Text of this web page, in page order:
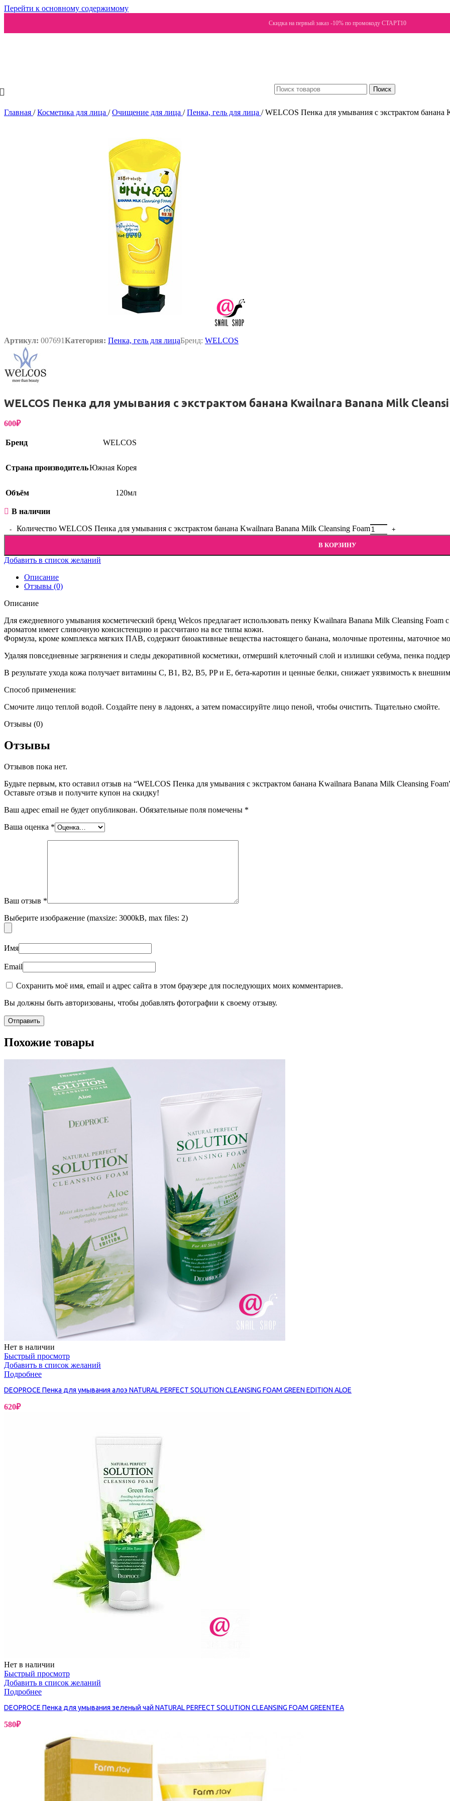
Перейти к основному содержимому
Скидка на первый заказ -10% по промокоду СТАРТ10
Упаковка
Пищевые добавки
Поиск
Главная / Косметика для лица / Очищение для лица / Пенка, гель для лица / WELCOS Пенка для умывания с экстрактом банана
Артикул: 007691Категория: Пенка, гель для лицаБренд: WELCOS
WELCOS Пенка для умывания с экстрактом банана Kwailnara Banana Milk
600₽
Бренд WELCOS
Страна производительЮжная Корея
Объём 120мл
В наличии
Количество WELCOS Пенка для умывания с экстрактом банана Kwailnara Banana Milk Cleansing Foam
В КОРЗИНУ
Добавить в список желаний
Описание
Отзывы (0)
Описание
Для ежедневного умывания косметический бренд Welcos предлагает использовать пенку Kwailnara Banana Milk Cleansing
ароматом имеет сливочную консистенцию и рассчитано на все типы кожи.
Формула, кроме комплекса мягких ПАВ, содержит биоактивные вещества настоящего банана, молочные протеины, маточное
Удаляя повседневные загрязнения и следы декоративной косметики, отмерший клеточный слой и излишки себума, пенка
В результате ухода кожа получает витамины С, B1, B2, B5, PP и E, бета-каротин и ценные белки, снижает уязвимость к
Способ применения:
Смочите лицо теплой водой. Создайте пену в ладонях, а затем помассируйте лицо пеной, чтобы очистить. Тщательно смойте.
Отзывы (0)
Отзывы
Отзывов пока нет.
Будьте первым, кто оставил отзыв на “WELCOS Пенка для умывания с экстрактом банана Kwailnara Banana Milk Cleansing
Оставьте отзыв и получите купон на скидку!
Ваш адрес email не будет опубликован. Обязательные поля помечены *
Ваша оценка *
Ваш отзыв *
Выберите изображение (maxsize: 3000kB, max files: 2)
Имя
Email
Сохранить моё имя, email и адрес сайта в этом браузере для последующих моих комментариев.
Вы должны быть авторизованы, чтобы добавлять фотографии к своему отзыву.
Похожие товары
Нет в наличии
Быстрый просмотр
Добавить в список желаний
Подробнее
DEOPROCE Пенка для умывания алоэ NATURAL PERFECT SOLUTION CLEANSING FOAM GREEN EDITION ALOE
620₽
Нет в наличии
Быстрый просмотр
Добавить в список желаний
Подробнее
DEOPROCE Пенка для умывания зеленый чай NATURAL PERFECT SOLUTION CLEANSING FOAM GREENTEA
580₽